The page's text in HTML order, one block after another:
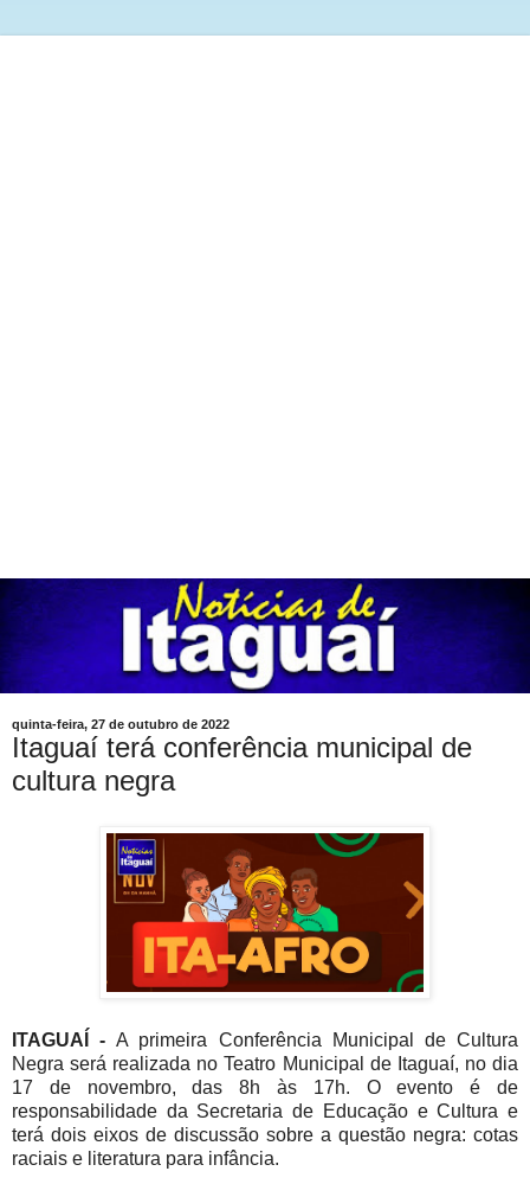
quinta-feira, 27 de outubro de 2022
Itaguaí terá conferência municipal de
cultura negra
ITAGUAÍ -A primeira Conferência Municipal de Cultura
Negra será realizada no Teatro Municipal de Itaguaí, no dia
17 de novembro, das 8h às 17h. O evento é de
responsabilidade da Secretaria de Educação e Cultura e
terá dois eixos de discussão sobre a questão negra: cotas
raciais e literatura para infância.